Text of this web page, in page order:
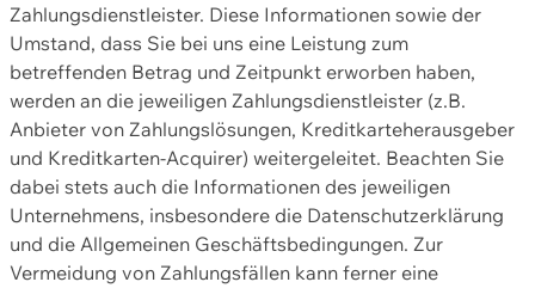
Zahlungsdienstleister. Diese Informationen sowie der
Umstand, dass Sie bei uns eine Leistung zum
betreffenden Betrag und Zeitpunkt erworben haben,
werden an die jeweiligen Zahlungsdienstleister (z.B.
Anbieter von Zahlungslösungen, Kreditkarteherausgeber
und Kreditkarten-Acquirer) weitergeleitet. Beachten Sie
dabei stets auch die Informationen des jeweiligen
Unternehmens, insbesondere die Datenschutzerklärung
und die Allgemeinen Geschäftsbedingungen. Zur
Vermeidung von Zahlungsfällen kann ferner eine